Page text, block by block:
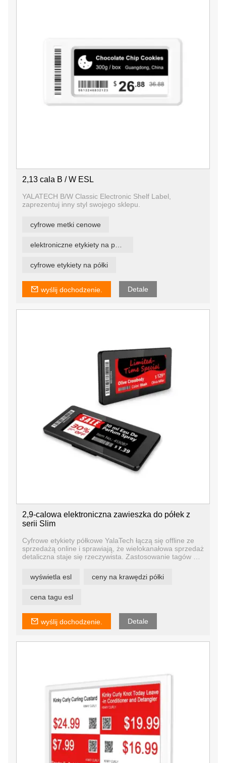
2,13 cala B / W ESL
YALATECH B/W Classic Electronic Shelf Label,
zaprezentuj inny styl swojego sklepu.
cyfrowe metki cenowe
cyfrowe etykiety na półki
wyślij dochodzenie. Detale
2,9-calowa elektroniczna zawieszka do półek z
serii Slim
Cyfrowe etykiety półkowe YalaTech łączą się offline ze
sprzedażą online i sprawiają, że wielokanałowa sprzedaż
detaliczna staje się rzeczywista. Zastosowanie tagów esl
ESL zapewnia niezawodną zgodność danych między
sklepem internetowym, półką i kasjerem.
lub POS w ciągu kilku sekund. Cyfrowa etykieta cenowa
błędów cenowych.
wyświetla esl ceny na krawędzi półki
cena tagu esl
wyślij dochodzenie. Detale